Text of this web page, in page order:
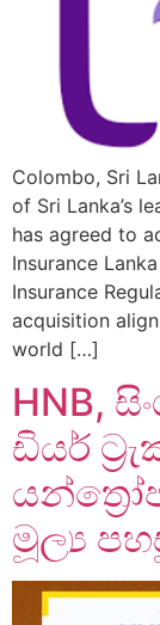
Colombo, Sri
of Sri Lanka’s
has agreed to
Insurance
Insurance
acquisition
world […]
HNB,
ඩියර්
මූල්‍ය